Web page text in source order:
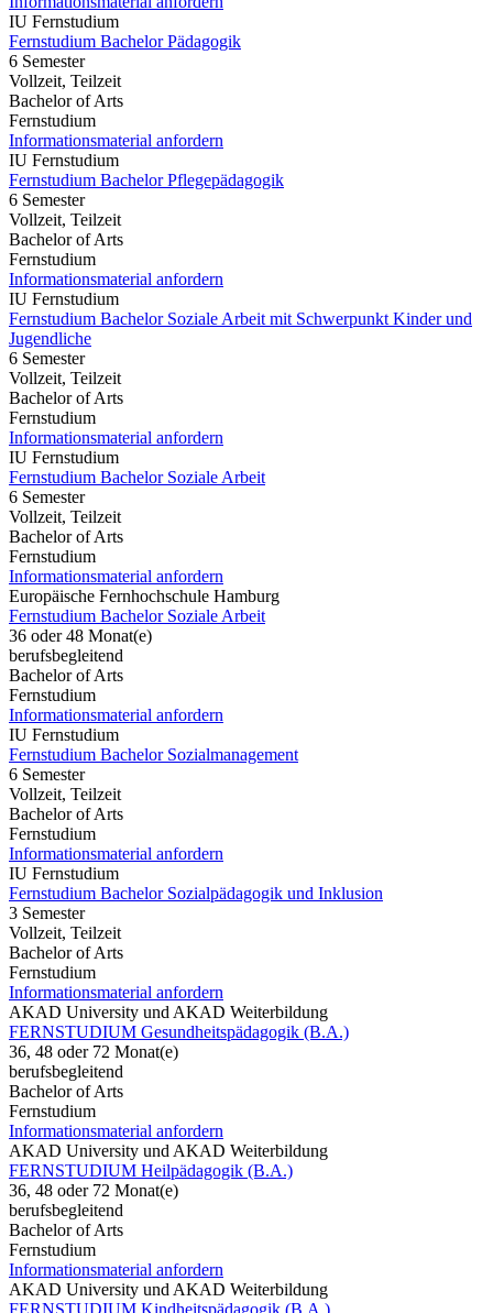
IU Fernstudium
Fernstudium Bachelor Pädagogik
6 Semester
Vollzeit, Teilzeit
Bachelor of Arts
Fernstudium
Informationsmaterial anfordern
IU Fernstudium
Fernstudium Bachelor Pflegepädagogik
6 Semester
Vollzeit, Teilzeit
Bachelor of Arts
Fernstudium
Informationsmaterial anfordern
IU Fernstudium
Fernstudium Bachelor Soziale Arbeit mit Schwerpunkt Kinder und
Jugendliche
6 Semester
Vollzeit, Teilzeit
Bachelor of Arts
Fernstudium
Informationsmaterial anfordern
IU Fernstudium
Fernstudium Bachelor Soziale Arbeit
6 Semester
Vollzeit, Teilzeit
Bachelor of Arts
Fernstudium
Informationsmaterial anfordern
Europäische Fernhochschule Hamburg
Fernstudium Bachelor Soziale Arbeit
36 oder 48 Monat(e)
berufsbegleitend
Bachelor of Arts
Fernstudium
Informationsmaterial anfordern
IU Fernstudium
Fernstudium Bachelor Sozialmanagement
6 Semester
Vollzeit, Teilzeit
Bachelor of Arts
Fernstudium
Informationsmaterial anfordern
IU Fernstudium
Fernstudium Bachelor Sozialpädagogik und Inklusion
3 Semester
Vollzeit, Teilzeit
Bachelor of Arts
Fernstudium
Informationsmaterial anfordern
AKAD University und AKAD Weiterbildung
FERNSTUDIUM Gesundheitspädagogik (B.A.)
36, 48 oder 72 Monat(e)
berufsbegleitend
Bachelor of Arts
Fernstudium
Informationsmaterial anfordern
AKAD University und AKAD Weiterbildung
FERNSTUDIUM Heilpädagogik (B.A.)
36, 48 oder 72 Monat(e)
berufsbegleitend
Bachelor of Arts
Fernstudium
Informationsmaterial anfordern
AKAD University und AKAD Weiterbildung
FERNSTUDIUM Kindheitspädagogik (B.A.)